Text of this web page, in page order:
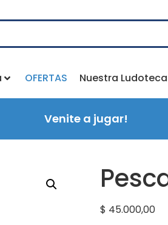
OFERTAS Nuestra Ludoteca
Venite a jugar!
$ 45.000,00